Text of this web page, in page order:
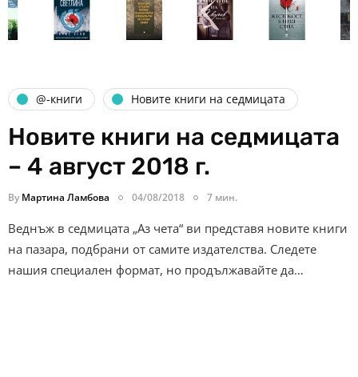
@-книги Новите книги на седмицата
Новите книги на седмицата
– 4 август 2018 г.
By Мартина Ламбова 04/08/2018 7 мин.
Веднъж в седмицата „Аз чета“ ви представя новите книги
на пазара, подбрани от самите издателства. Следете
нашия специален формат, но продължавайте да…